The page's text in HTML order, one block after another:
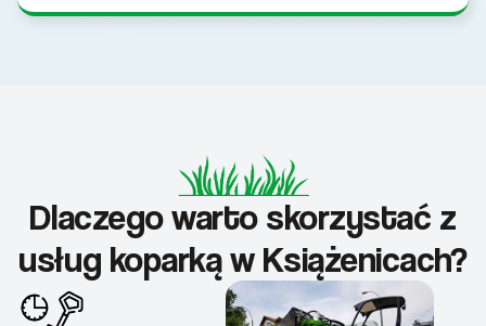
Dlaczego warto skorzystać z
usług koparką w Książenicach?